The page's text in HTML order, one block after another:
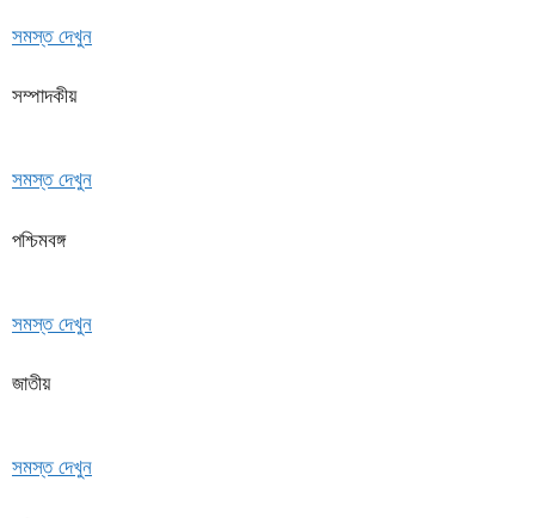
সমস্ত দেখুন
সম্পাদকীয়
সমস্ত দেখুন
পশ্চিমবঙ্গ
সমস্ত দেখুন
জাতীয়
সমস্ত দেখুন